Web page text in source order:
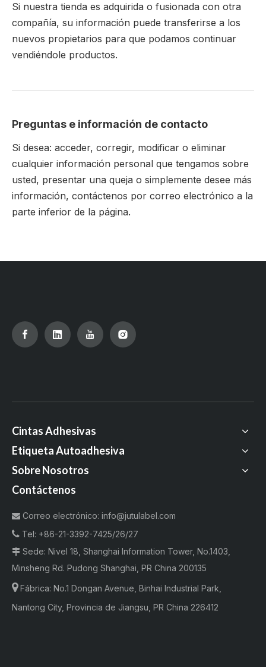
Si nuestra tienda es adquirida o fusionada con otra
compañía, su información puede transferirse a los
nuevos propietarios para que podamos continuar
vendiéndole productos.
Preguntas e información de contacto
Si desea: acceder, corregir, modificar o eliminar
cualquier información personal que tengamos sobre
usted, presentar una queja o simplemente desee más
información, contáctenos por correo electrónico a la
parte inferior de la página.
Cintas Adhesivas
Etiqueta Autoadhesiva
Sobre Nosotros
Contáctenos
 Correo electrónico: info@jutulabel.com
 Tel: +86-21-3392-7425/26/27
 Sede: Nivel 18, Shanghai Information Tower, No.1403,
Minsheng Rd. Pudong Shanghai, PR China 200135
Fábrica: No.1 Dongan Avenue, Binhai Industrial Park,
Nantong City, Provincia de Jiangsu, PR China 226412